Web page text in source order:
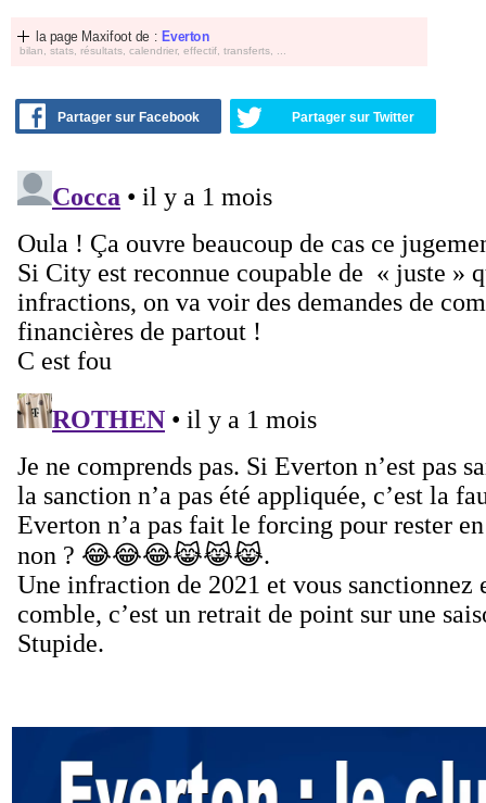
la page Maxifoot de : Everton
bilan, stats, résultats, calendrier, effectif, transferts, ...
Partager sur Facebook Partager sur Twitter